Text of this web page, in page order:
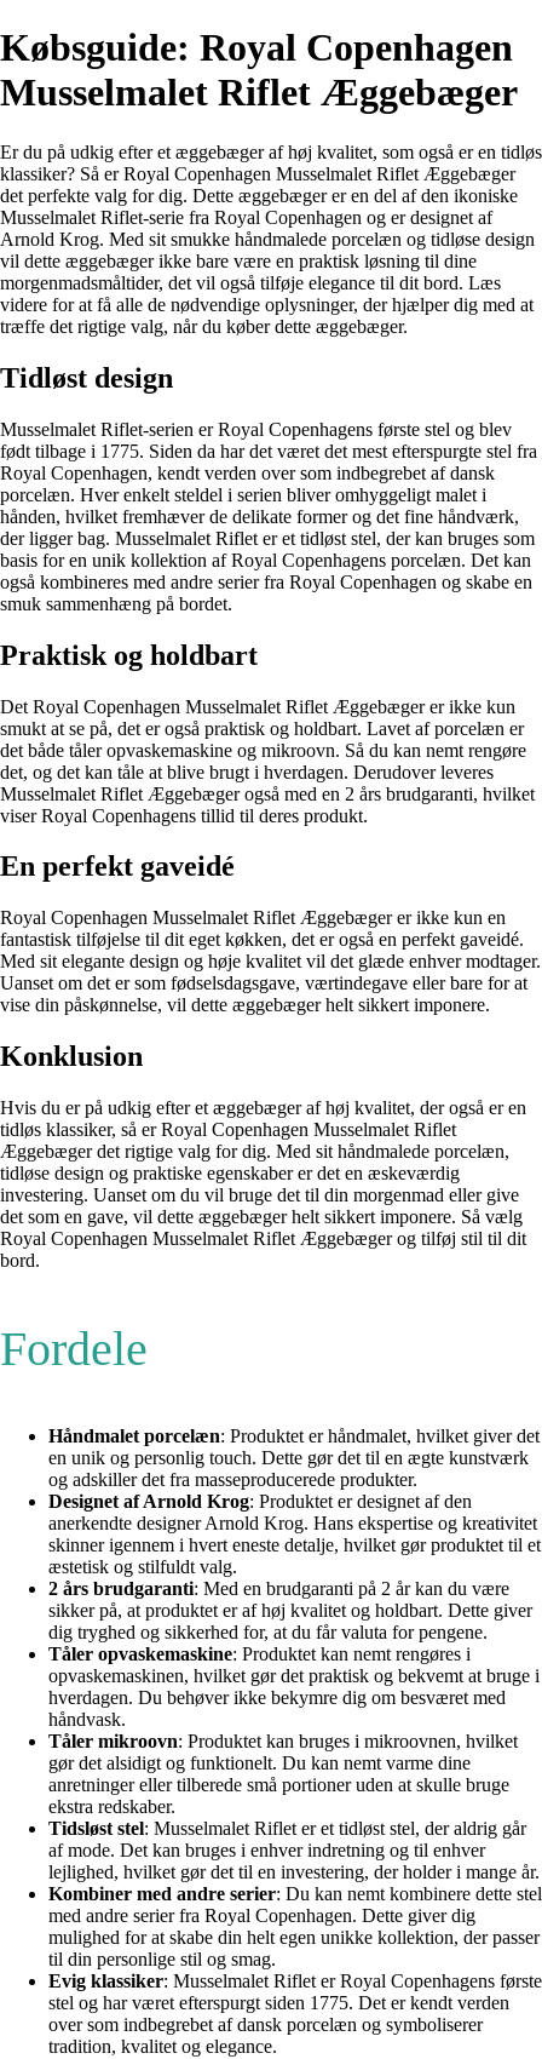
Købsguide: Royal Copenhagen
Musselmalet Riflet Æggebæger
Er du på udkig efter et æggebæger af høj kvalitet, som også er en tidløs
klassiker? Så er Royal Copenhagen Musselmalet Riflet Æggebæger
det perfekte valg for dig. Dette æggebæger er en del af den ikoniske
Musselmalet Riflet-serie fra Royal Copenhagen og er designet af
Arnold Krog. Med sit smukke håndmalede porcelæn og tidløse design
vil dette æggebæger ikke bare være en praktisk løsning til dine
morgenmadsmåltider, det vil også tilføje elegance til dit bord. Læs
videre for at få alle de nødvendige oplysninger, der hjælper dig med at
træffe det rigtige valg, når du køber dette æggebæger.
Tidløst design
Musselmalet Riflet-serien er Royal Copenhagens første stel og blev
født tilbage i 1775. Siden da har det været det mest efterspurgte stel fra
Royal Copenhagen, kendt verden over som indbegrebet af dansk
porcelæn. Hver enkelt steldel i serien bliver omhyggeligt malet i
hånden, hvilket fremhæver de delikate former og det fine håndværk,
der ligger bag. Musselmalet Riflet er et tidløst stel, der kan bruges som
basis for en unik kollektion af Royal Copenhagens porcelæn. Det kan
også kombineres med andre serier fra Royal Copenhagen og skabe en
smuk sammenhæng på bordet.
Praktisk og holdbart
Det Royal Copenhagen Musselmalet Riflet Æggebæger er ikke kun
smukt at se på, det er også praktisk og holdbart. Lavet af porcelæn er
det både tåler opvaskemaskine og mikroovn. Så du kan nemt rengøre
det, og det kan tåle at blive brugt i hverdagen. Derudover leveres
Musselmalet Riflet Æggebæger også med en 2 års brudgaranti, hvilket
viser Royal Copenhagens tillid til deres produkt.
En perfekt gaveidé
Royal Copenhagen Musselmalet Riflet Æggebæger er ikke kun en
fantastisk tilføjelse til dit eget køkken, det er også en perfekt gaveidé.
Med sit elegante design og høje kvalitet vil det glæde enhver modtager.
Uanset om det er som fødselsdagsgave, værtindegave eller bare for at
vise din påskønnelse, vil dette æggebæger helt sikkert imponere.
Konklusion
Hvis du er på udkig efter et æggebæger af høj kvalitet, der også er en
tidløs klassiker, så er Royal Copenhagen Musselmalet Riflet
Æggebæger det rigtige valg for dig. Med sit håndmalede porcelæn,
tidløse design og praktiske egenskaber er det en æskeværdig
investering. Uanset om du vil bruge det til din morgenmad eller give
det som en gave, vil dette æggebæger helt sikkert imponere. Så vælg
Royal Copenhagen Musselmalet Riflet Æggebæger og tilføj stil til dit
bord.
Fordele
Håndmalet porcelæn: Produktet er håndmalet, hvilket giver det
en unik og personlig touch. Dette gør det til en ægte kunstværk
og adskiller det fra masseproducerede produkter.
Designet af Arnold Krog: Produktet er designet af den
anerkendte designer Arnold Krog. Hans ekspertise og kreativitet
skinner igennem i hvert eneste detalje, hvilket gør produktet til et
æstetisk og stilfuldt valg.
2 års brudgaranti: Med en brudgaranti på 2 år kan du være
sikker på, at produktet er af høj kvalitet og holdbart. Dette giver
dig tryghed og sikkerhed for, at du får valuta for pengene.
Tåler opvaskemaskine: Produktet kan nemt rengøres i
opvaskemaskinen, hvilket gør det praktisk og bekvemt at bruge i
hverdagen. Du behøver ikke bekymre dig om besværet med
håndvask.
Tåler mikroovn: Produktet kan bruges i mikroovnen, hvilket
gør det alsidigt og funktionelt. Du kan nemt varme dine
anretninger eller tilberede små portioner uden at skulle bruge
ekstra redskaber.
Tidsløst stel: Musselmalet Riflet er et tidløst stel, der aldrig går
af mode. Det kan bruges i enhver indretning og til enhver
lejlighed, hvilket gør det til en investering, der holder i mange år.
Kombiner med andre serier: Du kan nemt kombinere dette stel
med andre serier fra Royal Copenhagen. Dette giver dig
mulighed for at skabe din helt egen unikke kollektion, der passer
til din personlige stil og smag.
Evig klassiker: Musselmalet Riflet er Royal Copenhagens første
stel og har været efterspurgt siden 1775. Det er kendt verden
over som indbegrebet af dansk porcelæn og symboliserer
tradition, kvalitet og elegance.